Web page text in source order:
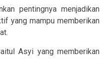
pentingnya menjadikan
yang mampu memberikan
Asyi yang memberikan